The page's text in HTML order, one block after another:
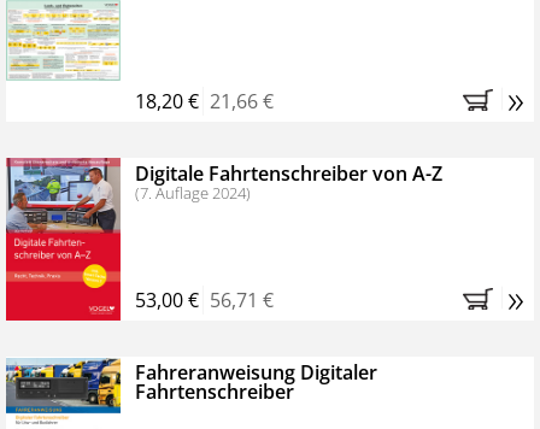
Bestellen Sie jetzt das VerkehrsRundschau Profipaket im
Kennenlern-Abo für zwei Monate (inkl. der derzeitig
Monaten brauchen Sie nichts weiter tun, das
Abonnement endet automatisch, es entstehen keine
weiteren Verpflichtungen.
18,20 € 21,66 € »
Digitale Fahrtenschreiber von A-Z
(7. Auflage 2024)
53,00 € 56,71 € »
Fahreranweisung Digitaler
Fahrtenschreiber